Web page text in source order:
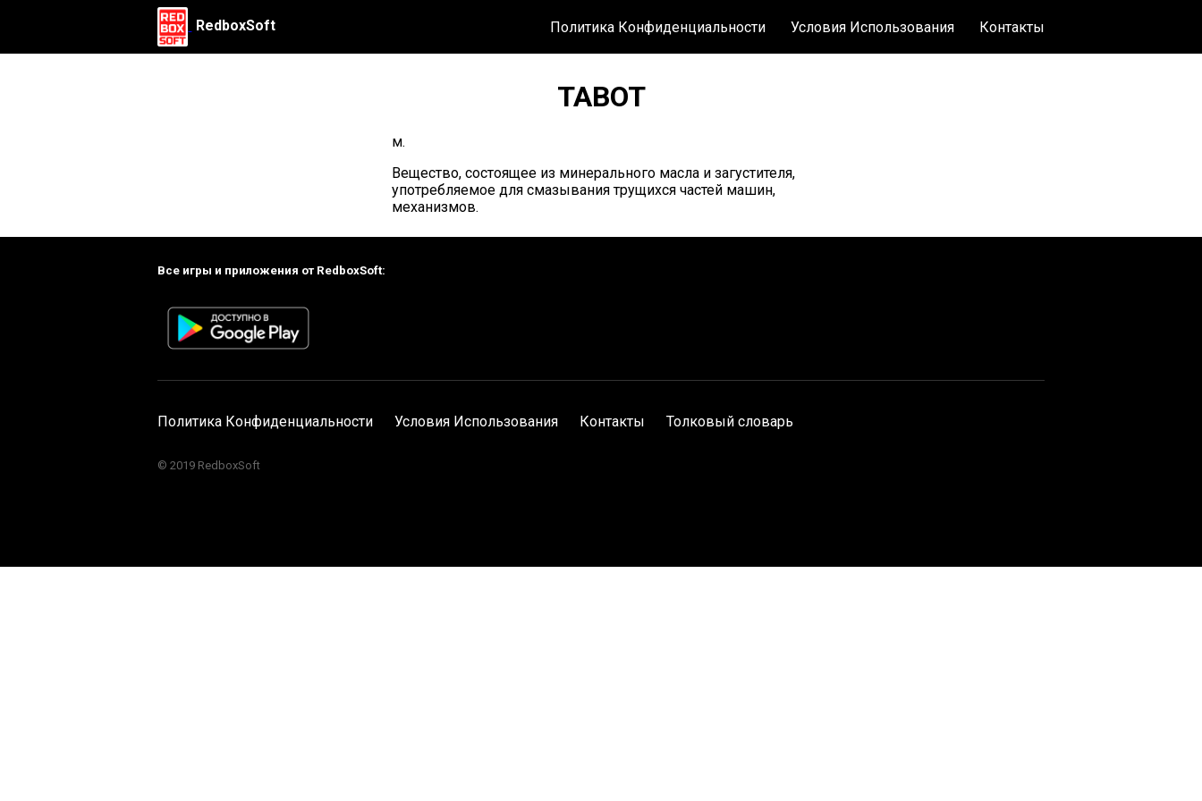
RedboxSoft Политика Конфиденциальности Условия Использования Контакты
ТАВОТ
м.
Вещество, состоящее из минерального масла и загустителя,
употребляемое для смазывания трущихся частей машин,
механизмов.
Все игры и приложения от RedboxSoft:
Политика Конфиденциальности Условия Использования Контакты Толковый словарь
© 2019 RedboxSoft